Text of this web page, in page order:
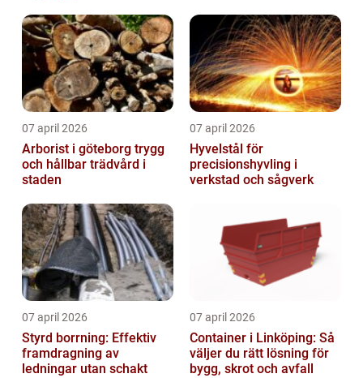
07 april 2026
Arborist i göteborg trygg
och hållbar trädvård i
staden
07 april 2026
Hyvelstål för
precisionshyvling i
verkstad och sågverk
07 april 2026
Styrd borrning: Effektiv
framdragning av
ledningar utan schakt
07 april 2026
Container i Linköping: Så
väljer du rätt lösning för
bygg, skrot och avfall